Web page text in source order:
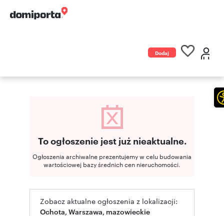
Dodaj
To ogłoszenie jest już nieaktualne.
Ogłoszenia archiwalne prezentujemy w celu budowania
wartościowej bazy średnich cen nieruchomości.
Zobacz aktualne ogłoszenia z lokalizacji:
Ochota, Warszawa, mazowieckie